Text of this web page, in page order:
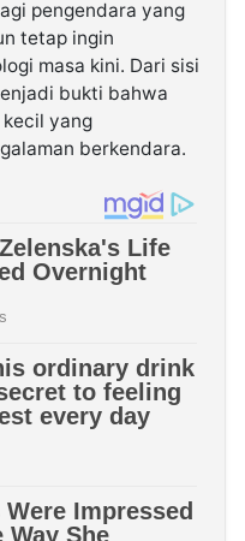
pengendara yang
tetap ingin
masa kini. Dari sisi
bukti bahwa
yang
berkendara.